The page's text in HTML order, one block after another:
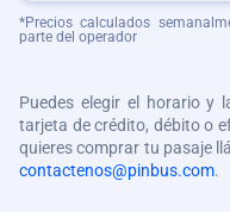
*Precios calculados
parte del operador
Puedes elegir el horario y
tarjeta de crédito, débito o
quieres comprar tu pasaje
contactenos@pinbus.com.